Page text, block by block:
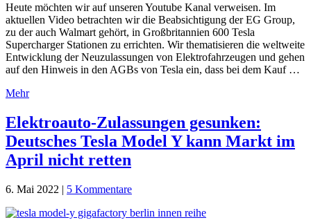
Heute möchten wir auf unseren Youtube Kanal verweisen. Im
aktuellen Video betrachten wir die Beabsichtigung der EG Group,
zu der auch Walmart gehört, in Großbritannien 600 Tesla
Supercharger Stationen zu errichten. Wir thematisieren die weltweite
Entwicklung der Neuzulassungen von Elektrofahrzeugen und gehen
auf den Hinweis in den AGBs von Tesla ein, dass bei dem Kauf …
Mehr
Elektroauto-Zulassungen gesunken:
Deutsches Tesla Model Y kann Markt im
April nicht retten
6. Mai 2022 | 5 Kommentare